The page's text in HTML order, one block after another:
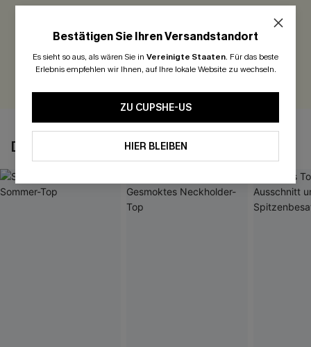
Seien Sie der Erste, der bewertet
BEWERTEN
DAS KÖNNTE IHNEN AUCH GEFALLEN
Bestätigen Sie Ihren Versandstandort
Es sieht so aus, als wären Sie in Vereinigte Staaten. Für das beste
Erlebnis empfehlen wir Ihnen, auf Ihre lokale Website zu wechseln.
ZU CUPSHE-US
HIER BLEIBEN